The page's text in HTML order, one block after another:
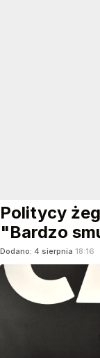
Politycy
"Bardzo
Dodano: 4 sierpnia 18:16